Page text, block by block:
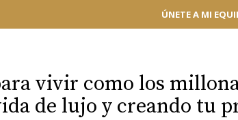
ÚNETE A MI
vivir como los
de lujo y creando tu